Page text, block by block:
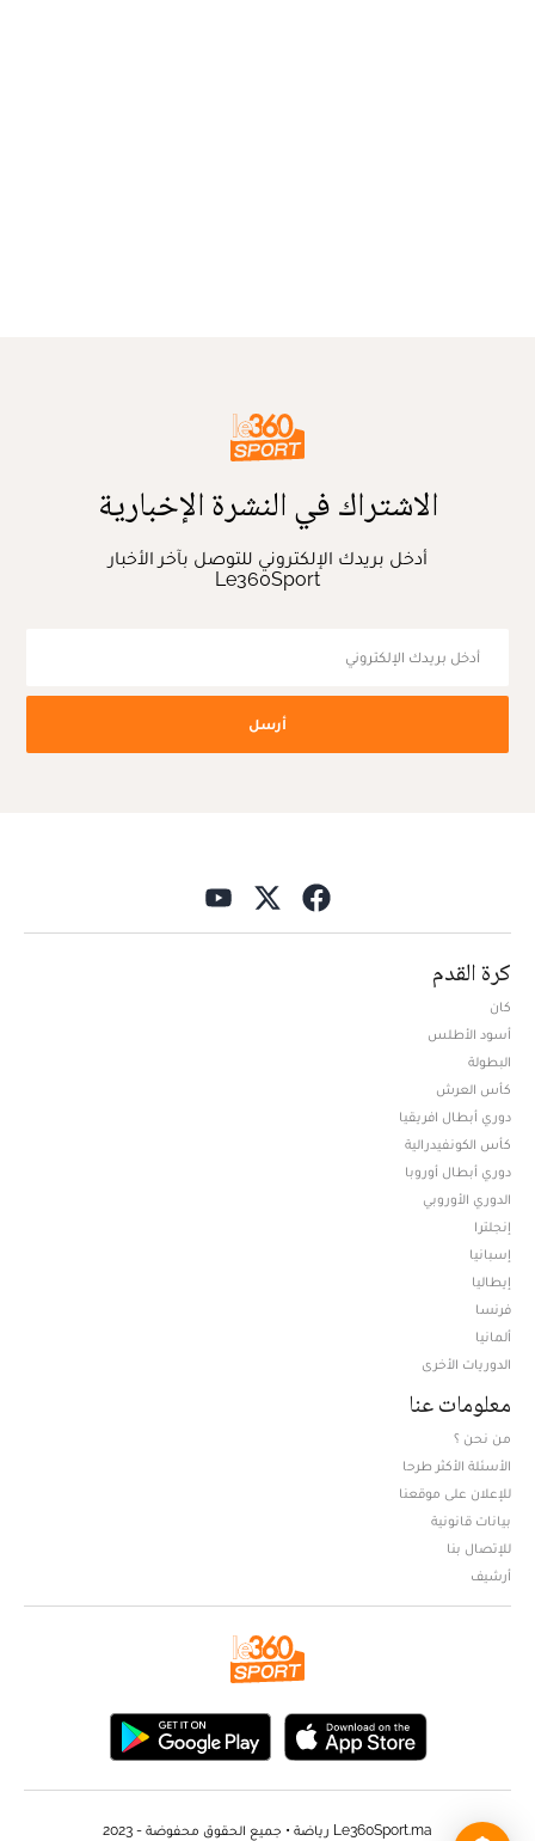
الاشتراك في النشرة الإخبارية
أدخل بريدك الإلكتروني للتوصل بآخر الأخبار
Le360Sport
أرسل
كرة القدم
كان
أسود الأطلس
البطولة
كأس العرش
دوري أبطال افريقيا
كأس الكونفيدرالية
دوري أبطال أوروبا
الدوري الأوروبي
إنجلترا
إسبانيا
إيطاليا
فرنسا
ألمانيا
الدوريات الأخرى
معلومات عنا
من نحن ؟
الأسئلة الأكثر طرحا
للإعلان على موقعنا
بيانات قانونية
للإتصال بنا
أرشيف
Le360Sport.ma رياضة • جميع الحقوق محفوضة - 2023